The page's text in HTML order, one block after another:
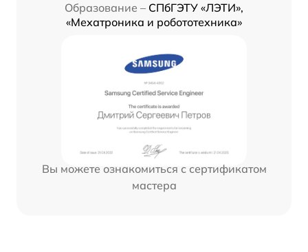
Образование – СПбГЭТУ «ЛЭТИ»,
«Мехатроника и робототехника»
Вы можете ознакомиться с сертификатом
мастера